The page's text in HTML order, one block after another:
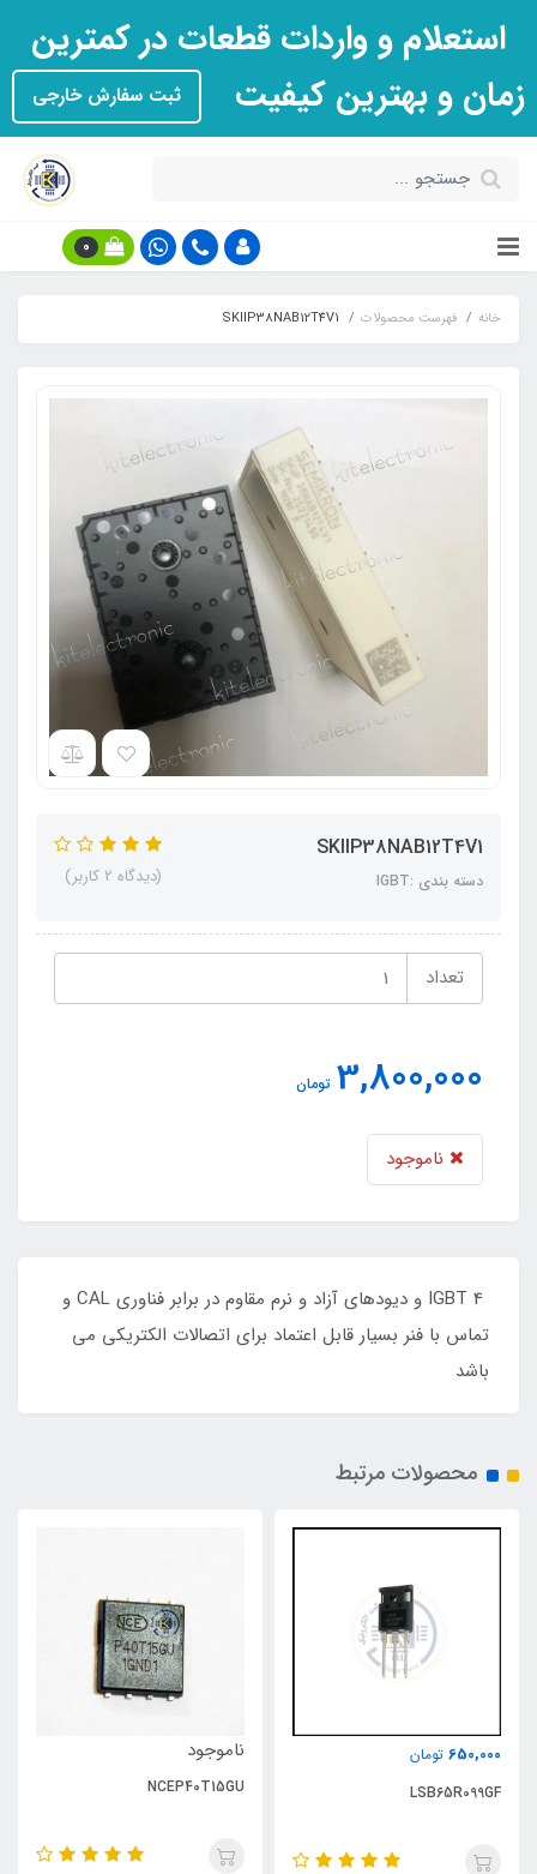
استعلام و واردات قطعات در کمترین
زمان و بهترین کیفیت
ثبت سفارش خارجی
0
خانه فهرست محصولات SKIIP38NAB12T4V1
SKIIP38NAB12T4V1
دسته بندی :IGBT (دیدگاه 2 کاربر)
تعداد
3,800,000 تومان
ناموجود
4 IGBT و دیودهای آزاد و نرم مقاوم در برابر فناوری CAL و
تماس با فنر بسیار قابل اعتماد برای اتصالات الکتریکی می
باشد
محصولات مرتبط
650,000 تومان
LSB65R099GF
ناموجود
NCEP40T15GU